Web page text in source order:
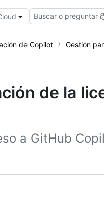
Buscar o preguntar
de Copilot Gestión
de la
a GitHub